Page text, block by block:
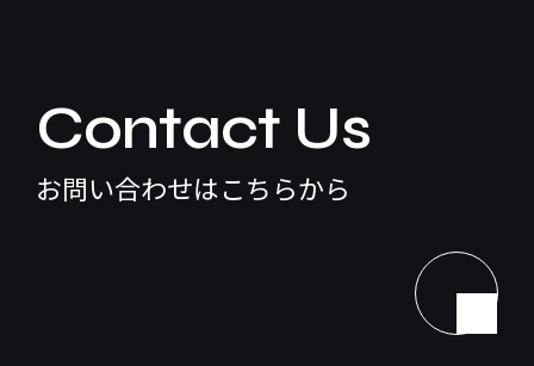
Contact Us
お問い合わせはこちらから